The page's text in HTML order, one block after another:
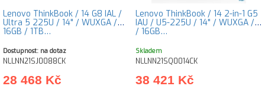
Lenovo ThinkBook / 14 G8 IAL /
Ultra 5 225U / 14" / WUXGA /
16GB / 1TB…
Dostupnost: na dotaz
NLLNN21SJ0088CK
28 468 Kč
Lenovo ThinkBook / 14 2-in-1 G5
IAU / U5-225U / 14" / WUXGA / T
/ 16GB…
Skladem
NLLNN21SQ0014CK
38 421 Kč